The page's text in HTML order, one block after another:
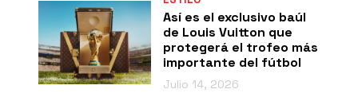
Así es el exclusivo baúl
de Louis Vuitton que
protegerá el trofeo más
importante del fútbol
Julio 14, 2026